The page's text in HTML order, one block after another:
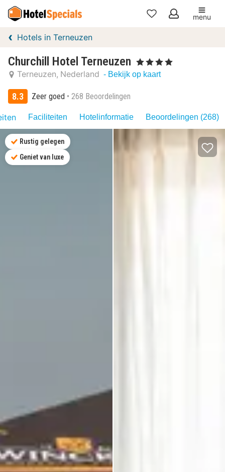
Mijn
menu
Hotels in Terneuzen
Churchill Hotel Terneuzen , 4 Sterren
Terneuzen Nederland - Bekijk op kaart
8.3 Zeer goed 268 Beoordelingen
Faciliteiten Hotelinformatie Beoordelingen (268)
Rustig gelegen
Geniet van luxe